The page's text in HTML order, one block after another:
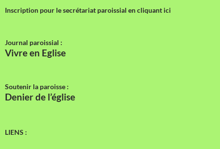
Inscription pour le secrétariat paroissial en cliquant ici
Journal paroissial :
Vivre en Eglise
Soutenir la paroisse :
Denier de l’église
LIENS :